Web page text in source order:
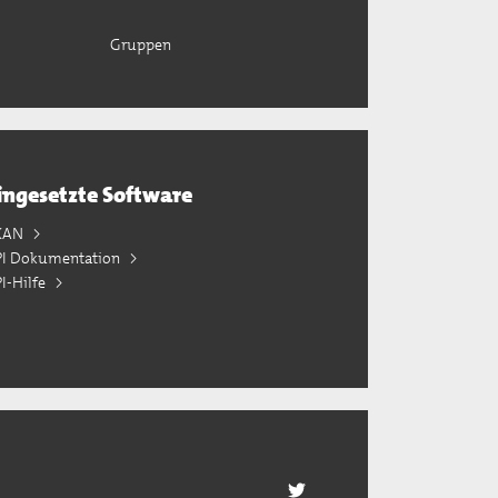
Gruppen
Software
Dokumentation
Hilfe